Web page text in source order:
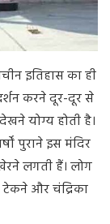
इतिहास का ही
करने दूर-दूर से
योग्य होती है।
पुराने इस मंदिर
लगती हैं। लोग
और चंद्रिका